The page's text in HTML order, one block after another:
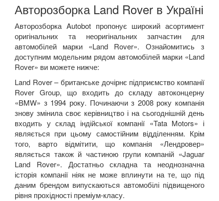
Авторозборка Land Rover в Україні
Авторозборка Autobot пропонує широкий асортимент
оригінальних та неоригінальних запчастин для
автомобілей марки «Land Rover». Ознайомитись з
доступним модельним рядом автомобілей марки «Land
Rover» ви можете нижче:
Land Rover – британське дочірнє підприємство компанії
Rover Group, що входить до складу автоконцерну
«BMW» з 1994 року. Починаючи з 2008 року компанія
знову змінила своє керівництво і на сьогоднішній день
входить у склад індійської компанії «Tata Motors» і
являється при цьому самостійним відділенням. Крім
того, варто відмітити, що компанія «Лендровер»
являється також й частиною групи компаній «Jaguar
Land Rover». Достатньо складна та неоднозначна
історія компанії ніяк не може вплинути на те, що під
даним брендом випускаються автомобілі підвищеного
рівня прохідності преміум-класу.